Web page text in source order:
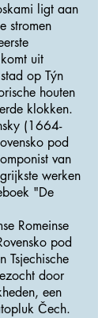
ligt aan
stromen
uit
op Týn
houten
klokken.
(1664-
pod
van
werken
"De
Romeinse
pod
Tsjechische
door
een
Čech.